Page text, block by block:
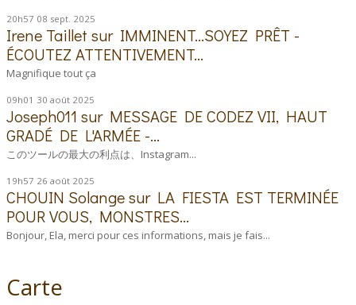
20h57 08 sept. 2025
Irene Taillet sur IMMINENT...SOYEZ PRÊT -
ÉCOUTEZ ATTENTIVEMENT...
Magnifique tout ça
09h01 30 août 2025
Joseph011 sur MESSAGE DE CODEZ VII, HAUT
GRADÉ DE L'ARMÉE -...
このツールの最大の利点は、Instagram...
19h57 26 août 2025
CHOUIN Solangesur LA FIESTA EST TERMINÉE
POUR VOUS, MONSTRES...
Bonjour, Ela, merci pour ces informations, mais je fais...
Carte